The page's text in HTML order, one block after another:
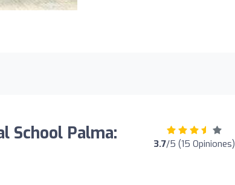
School Palma:
3.7/5 (15 Opiniones)